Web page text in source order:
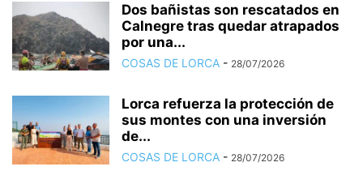
Dos bañistas son rescatados en
Calnegre tras quedar atrapados
por una...
COSAS DE LORCA - 28/07/2026
Lorca refuerza la protección de
sus montes con una inversión
de...
COSAS DE LORCA - 28/07/2026